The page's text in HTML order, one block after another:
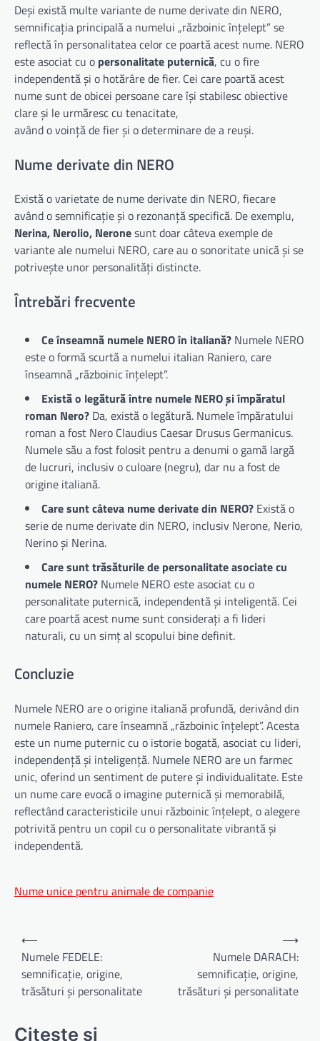
Deși există multe variante de nume derivate din NERO,
semnificația principală a numelui „războinic înțelept” se
reflectă în personalitatea celor ce poartă acest nume. NERO
este asociat cu o personalitate puternică, cu o fire
independentă și o hotărâre de fier. Cei care poartă acest
nume sunt de obicei persoane care își stabilesc obiective
clare și le urmăresc cu tenacitate,
având o voință de fier și o determinare de a reuși.
Nume derivate din NERO
Există o varietate de nume derivate din NERO, fiecare
având o semnificație și o rezonanță specifică. De exemplu,
Nerina, Nerolio, Neronesunt doar câteva exemple de
variante ale numelui NERO, care au o sonoritate unică și se
potrivește unor personalități distincte.
Întrebări frecvente
Ce înseamnă numele NERO în italiană? Numele NERO
este o formă scurtă a numelui italian Raniero, care
înseamnă „războinic înțelept”.
Există o legătură între numele NERO și împăratul
roman Nero? Da, există o legătură. Numele împăratului
roman a fost Nero Claudius Caesar Drusus Germanicus.
Numele său a fost folosit pentru a denumi o gamă largă
de lucruri, inclusiv o culoare (negru), dar nu a fost de
origine italiană.
Care sunt câteva nume derivate din NERO? Există o
serie de nume derivate din NERO, inclusiv Nerone, Nerio,
Nerino și Nerina.
Care sunt trăsăturile de personalitate asociate cu
numele NERO? Numele NERO este asociat cu o
personalitate puternică, independentă și inteligentă. Cei
care poartă acest nume sunt considerați a fi lideri
naturali, cu un simț al scopului bine definit.
Concluzie
Numele NERO are o origine italiană profundă, derivând din
numele Raniero, care înseamnă „războinic înțelept”. Acesta
este un nume puternic cu o istorie bogată, asociat cu lideri,
independență și inteligență. Numele NERO are un farmec
unic, oferind un sentiment de putere și individualitate. Este
un nume care evocă o imagine puternică și memorabilă,
reflectând caracteristicile unui războinic înțelept, o alegere
potrivită pentru un copil cu o personalitate vibrantă și
independentă.
Nume unice pentru animale de companie
Navigare
în
articole
⟵
Numele FEDELE:
semnificație, origine,
trăsături și personalitate
Numele DARACH:
semnificație, origine,
trăsături și personalitate
⟶
Citeste si